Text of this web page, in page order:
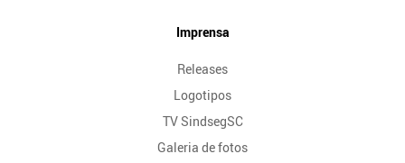
Imprensa
Releases
Logotipos
TV SindsegSC
Galeria de fotos